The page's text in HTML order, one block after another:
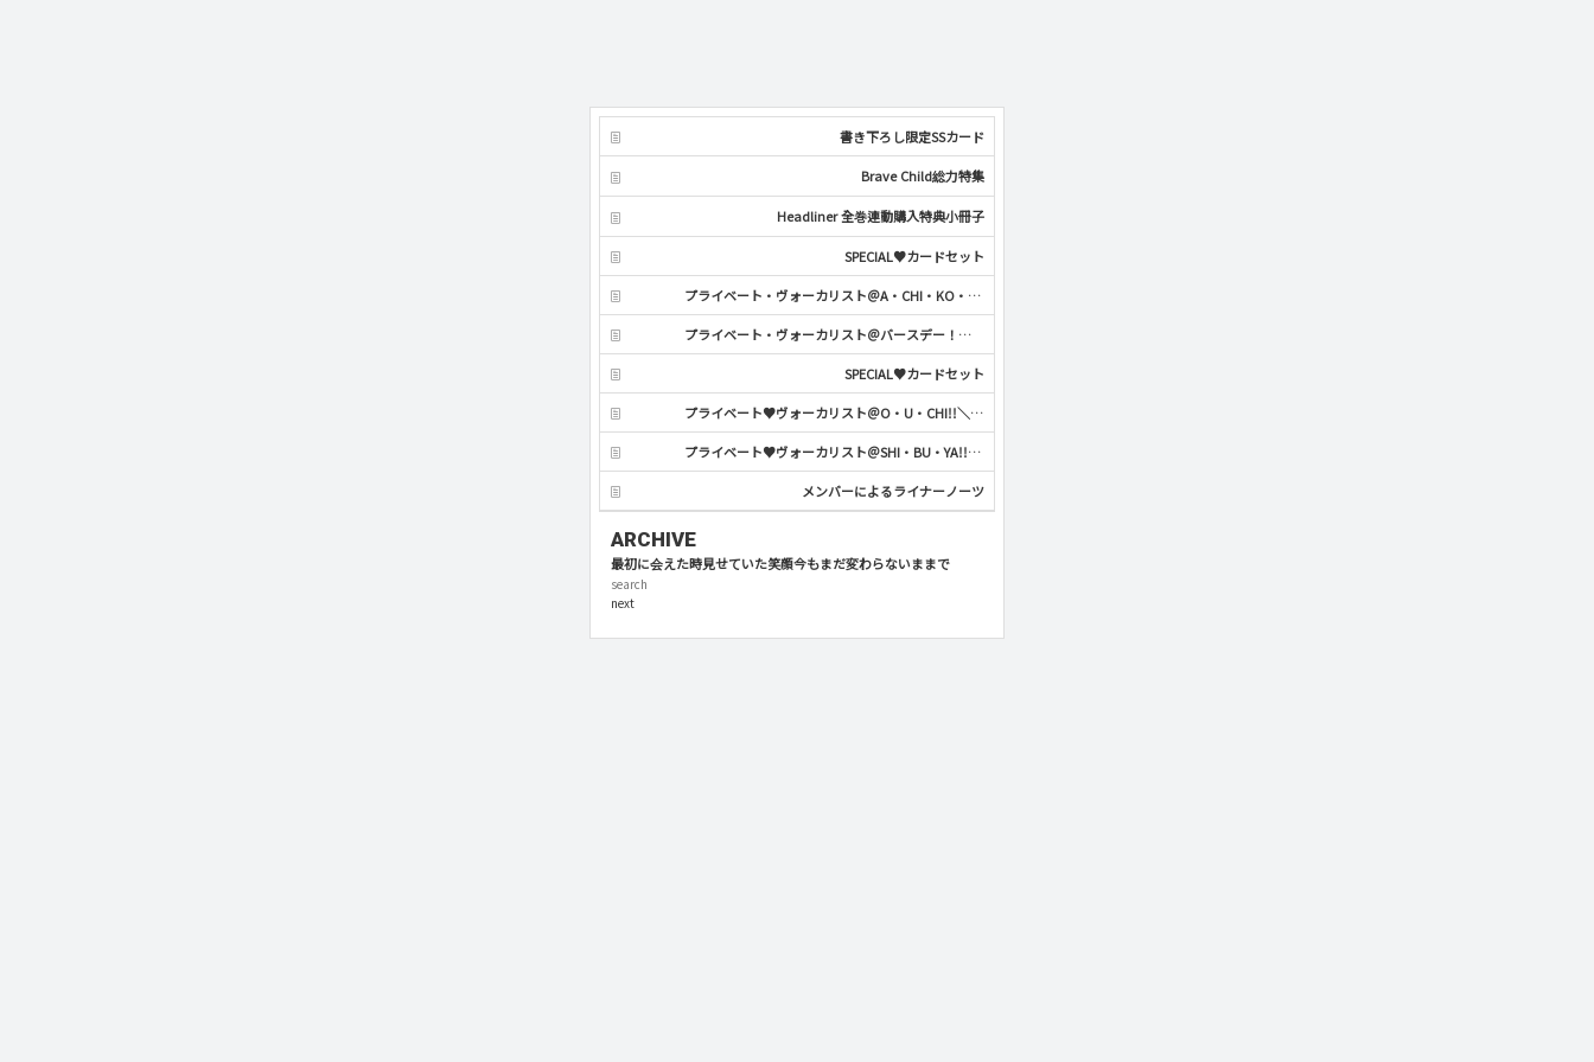
書き下ろし限定SSカード
Brave Child総力特集
Headliner 全巻連動購入特典小冊子
SPECIAL♥カードセット
プライベート・ヴォーカリスト＠A・CHI・KO・CHI!!!＼Headliner♥／
プライベート・ヴォーカリスト＠バースデー！～カレが主役の大事な日♡～
SPECIAL♥カードセット
プライベート♥ヴォーカリスト＠O・U・CHI!!＼Unlimited♥／
プライベート♥ヴォーカリスト＠SHI・BU・YA!!＼Unlimited♥／
メンバーによるライナーノーツ
CR蔵出し盗聴記録 ―運命の8月8日22時―
ARCHIVE
最初に会えた時見せていた笑顔今もまだ変わらないままで
next